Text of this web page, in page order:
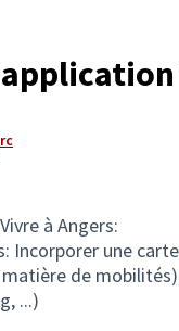
à Angers:
Incorporer une
de
...)